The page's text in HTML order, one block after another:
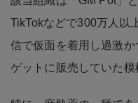
TikTokなどで300万人以
信で仮面を着用し過激
ゲットに販売していた模